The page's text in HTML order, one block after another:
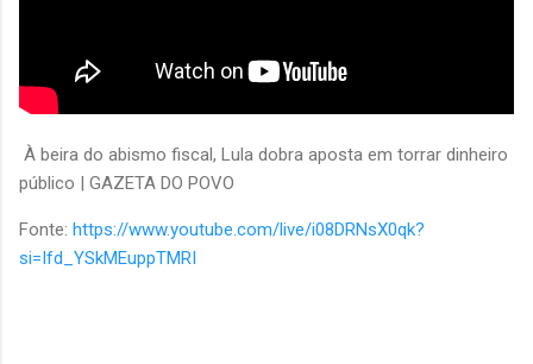
À beira do abismo fiscal, Lula dobra aposta em torrar dinheiro
público | GAZETA DO POVO
Fonte: https://www.youtube.com/live/i08DRNsX0qk?
si=Ifd_YSkMEuppTMRI